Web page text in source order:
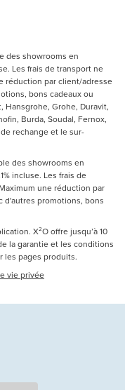
des showrooms en
Les frais de transport ne
réduction par client/adresse
bons cadeaux ou
Grohe, Duravit,
Burda, Soudal, Fernox,
rechange et le sur-
des showrooms en
incluse. Les frais de
une réduction par
d'autres promotions, bons
X²O offre jusqu’à 10
la garantie et les conditions
les pages produits.
vie privée